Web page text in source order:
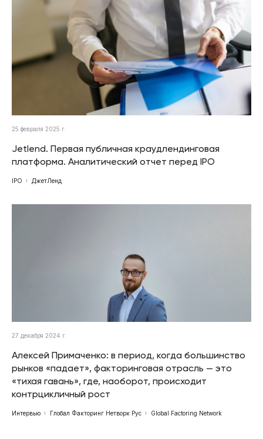
25 февраля 2025 г.
Jetlend. Первая публичная краудлендинговая
платформа. Аналитический отчет перед IPO
IPO ДжетЛенд
27 декабря 2024 г.
Алексей Примаченко: в период, когда большинство
рынков «падает», факторинговая отрасль — это
«тихая гавань», где, наоборот, происходит
контрцикличный рост
Интервью Глобал Факторинг Нетворк Рус Global Factoring Network